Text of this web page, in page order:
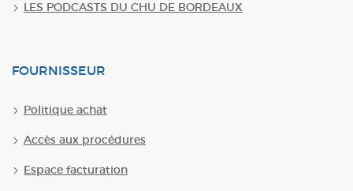
LES PODCASTS DU CHU DE BORDEAUX
FOURNISSEUR
Politique achat
Accès aux procédures
Espace facturation